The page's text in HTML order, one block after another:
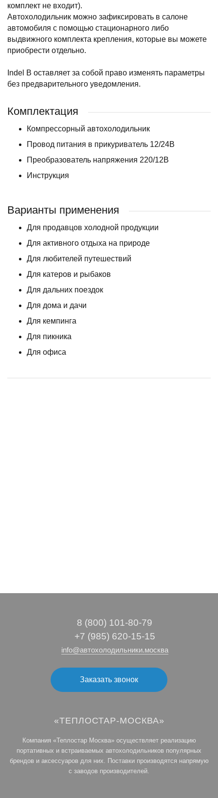
комплект не входит).
Автохолодильник можно зафиксировать в салоне
автомобиля с помощью стационарного либо
выдвижного комплекта крепления, которые вы можете
приобрести отдельно.
Indel B оставляет за собой право изменять параметры
без предварительного уведомления.
Комплектация
Компрессорный автохолодильник
Провод питания в прикуриватель 12/24В
Преобразователь напряжения 220/12В
Инструкция
Варианты применения
Для продавцов холодной продукции
Для активного отдыха на природе
Для любителей путешествий
Для катеров и рыбаков
Для дальних поездок
Для дома и дачи
Для кемпинга
Для пикника
Для офиса
8 (800) 101‑80‑79
+7 (985) 620-15-15
info@автохолодильники.москва
Заказать звонок
«ТЕПЛОСТАР-МОСКВА»
Компания «Теплостар Москва» осуществляет реализацию
портативных и встраиваемых автохолодильников популярных
брендов и аксессуаров для них. Поставки производятся напрямую
с заводов производителей.